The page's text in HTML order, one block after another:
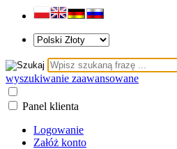
wyszukiwanie zaawansowane
Panel klienta
Logowanie
Załóż konto